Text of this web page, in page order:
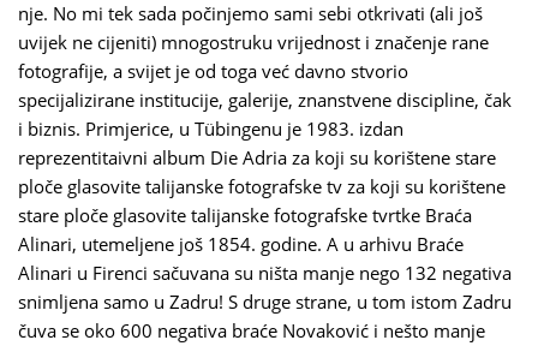
nje. No mi tek sada počinjemo sami sebi otkrivati (ali još
uvijek ne cijeniti) mnogostruku vrijednost i značenje rane
fotografije, a svijet je od toga već davno stvorio
specijalizirane institucije, galerije, znanstvene discipline, čak
i biznis. Primjerice, u Tübingenu je 1983. izdan
reprezentitaivni album Die Adria za koji su korištene stare
ploče glasovite talijanske fotografske tv za koji su korištene
stare ploče glasovite talijanske fotografske tvrtke Braća
Alinari, utemeljene još 1854. godine. A u arhivu Braće
Alinari u Firenci sačuvana su ništa manje nego 132 negativa
snimljena samo u Zadru! S druge strane, u tom istom Zadru
čuva se oko 600 negativa braće Novaković i nešto manje